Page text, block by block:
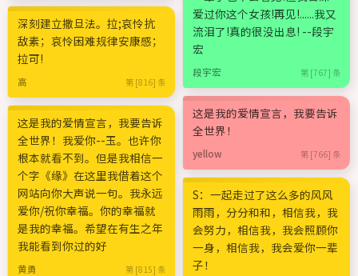
深刻建立撒旦法。拉;哀怜抗
敌素；哀怜困难规律安康感；
拉可!
高 第 [816] 条
这是我的爱情宣言，我要告诉
全世界！我爱你--玉。也许你
根本就看不到。但是我相信一
个字《缘》在这里我借着这个
网站向你大声说一句。我永远
爱你/祝你幸福。你的幸福就
是我的幸福。希望在有生之年
我能看到你过的好
黄勇 第 [815] 条
爱过你这个女孩!再见!......我又
流泪了!真的很没出息! --段宇
宏
段宇宏 第 [767] 条
这是我的爱情宣言，我要告诉
全世界！
yellow 第 [766] 条
S：一起走过了这么多的风风
雨雨，分分和和，相信我，我
会努力，相信我，我会照顾你
一身，相信我，我会爱你一辈
子！